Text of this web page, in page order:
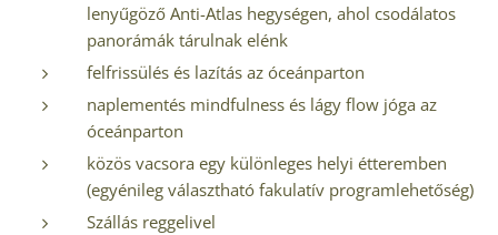
lenyűgöző Anti-Atlas hegységen, ahol csodálatos
panorámák tárulnak elénk
felfrissülés és lazítás az óceánparton
naplementés mindfulness és lágy flow jóga az
óceánparton
közös vacsora egy különleges helyi étteremben
(egyénileg választható fakulatív programlehetőség)
Szállás reggelivel